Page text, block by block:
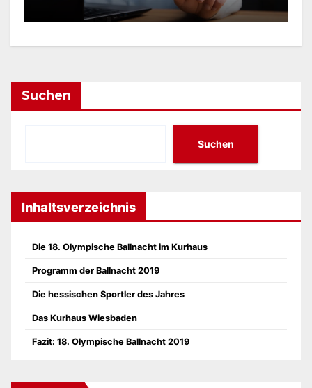
Suchen
Suchen
Inhaltsverzeichnis
Die 18. Olympische Ballnacht im Kurhaus
Programm der Ballnacht 2019
Die hessischen Sportler des Jahres
Das Kurhaus Wiesbaden
Fazit: 18. Olympische Ballnacht 2019